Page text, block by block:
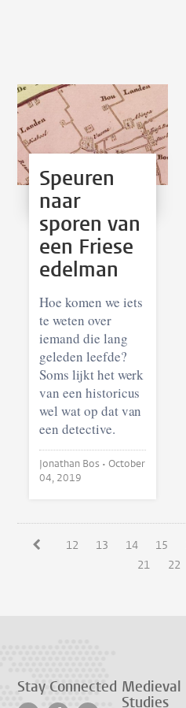
Speuren
naar
sporen van
een Friese
edelman
Hoe komen we iets
te weten over
iemand die lang
geleden leefde?
Soms lijkt het werk
van een historicus
wel wat op dat van
een detective.
Jonathan Bos •October
04, 2019
12 13 14 15
21
22
Stay Connected Medieval
Studies